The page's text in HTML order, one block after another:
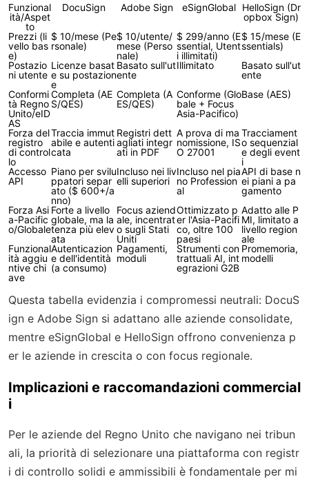
Funzional
ità/Aspet
to
DocuSign Adobe Sign eSignGlobal HelloSign (Dr
opbox Sign)
Prezzi (li
vello bas
e)
$ 10/mese (Pe
rsonale)
$ 10/utente/
mese (Perso
nale)
$ 299/anno (E
ssential, Utent
i illimitati)
$ 15/mese (E
ssentials)
Postazio
ni utente
Licenze basat
e su postazion
e
Basato sull'ut
ente
Illimitato
Basato sull'ut
ente
Conformi
tà Regno
Unito/eID
AS
Completa (AE
S/QES)
Completa (A
ES/QES)
Conforme (Glo
bale + Focus
Asia-Pacifico)
Base (AES)
Forza del
registro
di control
lo
Traccia immut
abile e autenti
cata
Registri dett
agliati integr
ati in PDF
A prova di ma
nomissione, IS
O 27001
Tracciament
o sequenzial
e degli event
i
Accesso
API
Piano per svilu
ppatori separ
ato ($ 600+/a
nno)
Incluso nei liv
elli superiori
Incluso nel pia
no Profession
al
API di base n
ei piani a pa
gamento
Forza Asi
a-Pacific
o/Globale
Forte a livello
globale, ma la
tenza più elev
ata
Focus aziend
ale, incentrat
o sugli Stati
Uniti
Ottimizzato p
er l'Asia-Pacifi
co, oltre 100
paesi
Adatto alle P
MI, limitato a
livello region
ale
Funzional
ità aggiu
ntive chi
ave
Autenticazion
e dell'identità
(a consumo)
Pagamenti,
moduli
Strumenti con
trattuali AI, int
egrazioni G2B
Promemoria,
modelli
Questa tabella evidenzia i compromessi neutrali: DocuS
ign e Adobe Sign si adattano alle aziende consolidate,
mentre eSignGlobal e HelloSign offrono convenienza p
er le aziende in crescita o con focus regionale.
Implicazioni e raccomandazioni commercial
i
Per le aziende del Regno Unito che navigano nei tribun
ali, la priorità di selezionare una piattaforma con registr
i di controllo solidi e ammissibili è fondamentale per mi